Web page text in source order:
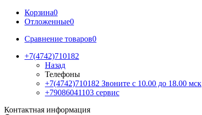
Корзина0
Отложенные0
Сравнение товаров0
+7(4742)710182
Назад
Телефоны
+7(4742)710182 Звоните с 10.00 до 18.00 мск
+79086041103 сервис
Контактная информация